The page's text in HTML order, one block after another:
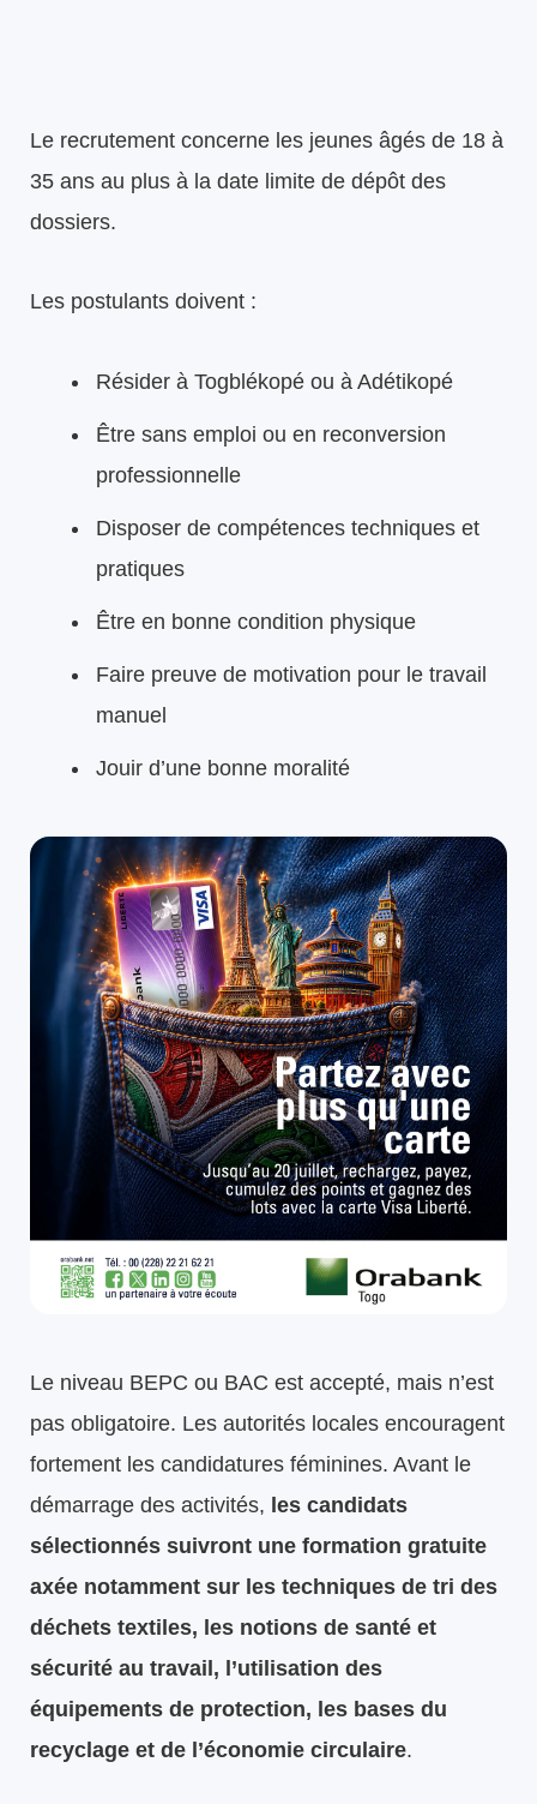
Le recrutement concerne les jeunes âgés de 18 à
35 ans au plus à la date limite de dépôt des
dossiers.
Les postulants doivent :
Résider à Togblékopé ou à Adétikopé
Être sans emploi ou en reconversion
professionnelle
Disposer de compétences techniques et
pratiques
Être en bonne condition physique
Faire preuve de motivation pour le travail
manuel
Jouir d’une bonne moralité
Le niveau BEPC ou BAC est accepté, mais n’est
pas obligatoire. Les autorités locales encouragent
fortement les candidatures féminines. Avant le
démarrage des activités, les candidats
sélectionnés suivront une formation gratuite
axée notamment sur les techniques de tri des
déchets textiles, les notions de santé et
sécurité au travail, l’utilisation des
équipements de protection, les bases du
recyclage et de l’économie circulaire.